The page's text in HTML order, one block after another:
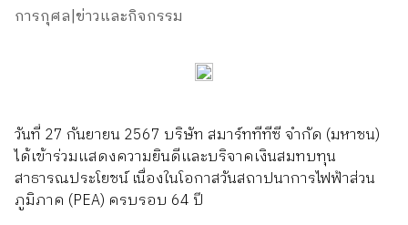
ติดต่อเรา
การกุศล|ข่าวและกิจกรรม
วันที่ 27 กันยายน 2567 บริษัท สมาร์ททีทีซี จำกัด (มหาชน)
ได้เข้าร่วมแสดงความยินดีและบริจาคเงินสมทบทุน
สาธารณประโยชน์ เนื่องในโอกาสวันสถาปนาการไฟฟ้าส่วน
ภูมิภาค (PEA) ครบรอบ 64 ปี